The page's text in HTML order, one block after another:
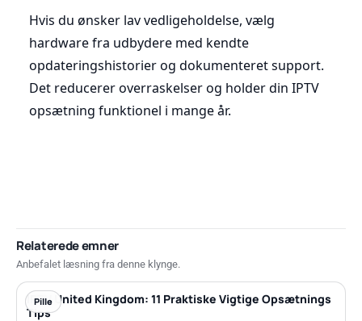
Hvis du ønsker lav vedligeholdelse, vælg
hardware fra udbydere med kendte
opdateringshistorier og dokumenteret support.
Det reducerer overraskelser og holder din IPTV
opsætning funktionel i mange år.
Relaterede emner
Anbefalet læsning fra denne klynge.
Pille
IPTV United Kingdom: 11 Praktiske Vigtige Opsætnings
Tips